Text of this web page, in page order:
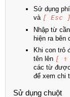
Sử dụng
và [ Esc ]
Nhập từ
hiện ra bên
Khi con trỏ
tên lên [ ↑
các từ
để xem chi
Sử dụng chuột